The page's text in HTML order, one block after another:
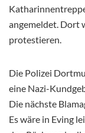
angemeldet. Dort
protestieren.
Die Polizei
eine Nazi-
Die nächste
Es wäre in Eving